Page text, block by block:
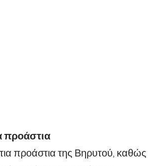
προάστια
προάστια της Βηρυτού, καθώς